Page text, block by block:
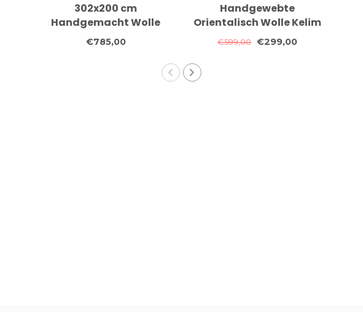
302x200 cm
Handgemacht Wolle
Kelim Teppich
Orientteppich
€785,00
Handgewebte
Orientalisch Wolle Kelim
Teppich 205x152 cm
€599,00 €299,00